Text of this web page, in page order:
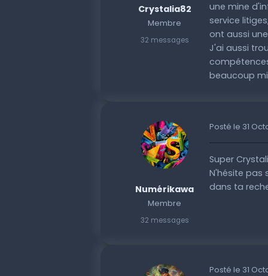
Crystalia82
Membre
32 messages
une mine
service
ont aussi
J'ai aussi
beaucoup
Numérikawa
Membre
32 messages
Posté le 31
Super
N'hésite pas
dans ta
Posté le 31